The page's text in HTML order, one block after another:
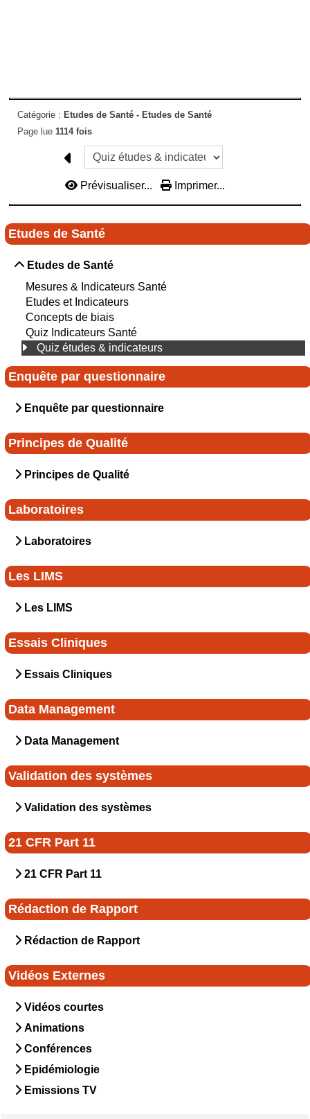
Etudes de Santé
Etudes de Santé
Mesures & Indicateurs Santé
Etudes et Indicateurs
Concepts de biais
Quiz Indicateurs Santé
Quiz études & indicateurs
Enquête par questionnaire
Enquête par questionnaire
Principes de Qualité
Principes de Qualité
Laboratoires
Laboratoires
Les LIMS
Les LIMS
Essais Cliniques
Essais Cliniques
Data Management
Data Management
Validation des systèmes
Validation des systèmes
21 CFR Part 11
21 CFR Part 11
Rédaction de Rapport
Rédaction de Rapport
Vidéos Externes
Vidéos courtes
Animations
Conférences
Epidémiologie
Emissions TV
Catégorie : Etudes de Santé - Etudes de Santé
Page lue 1114 fois
Prévisualiser... Imprimer...